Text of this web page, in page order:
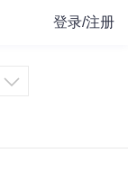
登录/注册
